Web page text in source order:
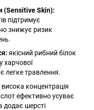
(Sensitive Skin):
підтримує
знижує ризик
якісний рибний білок
харчової
легке травлення.
висока концентрація
ефективно усуває
додає шерсті